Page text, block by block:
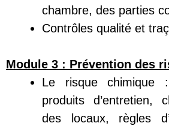
chambre, des parties
Contrôles qualité et
Module 3 : Prévention des
Le risque
produits d’entretien,
des locaux, règles